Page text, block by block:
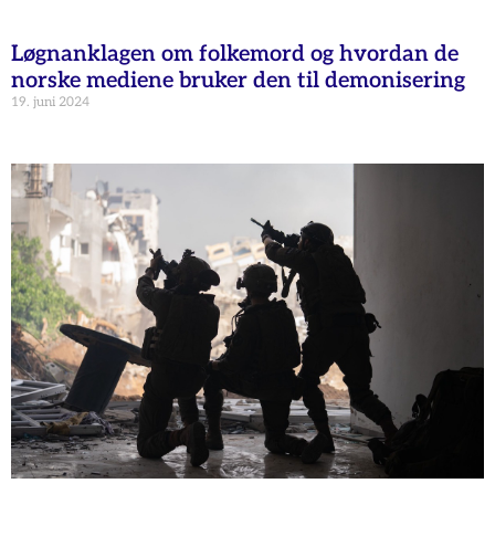
Løgnanklagen om folkemord og hvordan de
norske mediene bruker den til demonisering
19. juni 2024